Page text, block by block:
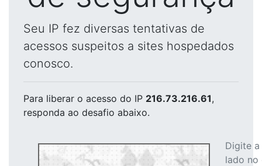
Seu IP fez diversas tentativas de
acessos suspeitos a sites hospedados
conosco.
Para liberar o acesso do IP 216.73.216.61,
responda ao desafio abaixo.
Digite
lado no